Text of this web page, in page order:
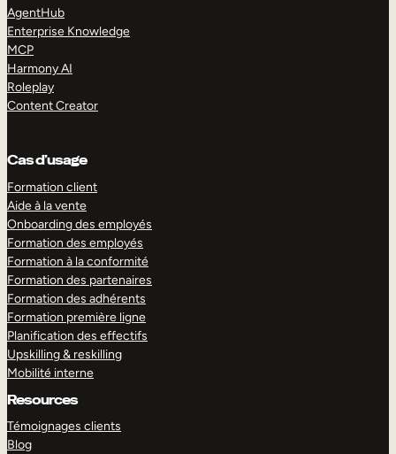
AgentHub
Enterprise Knowledge
MCP
Harmony AI
Roleplay
Content Creator
Cas d’usage
Formation client
Aide à la vente
Onboarding des employés
Formation des employés
Formation à la conformité
Formation des partenaires
Formation des adhérents
Formation première ligne
Planification des effectifs
Upskilling & reskilling
Mobilité interne
Resources
Témoignages clients
Blog